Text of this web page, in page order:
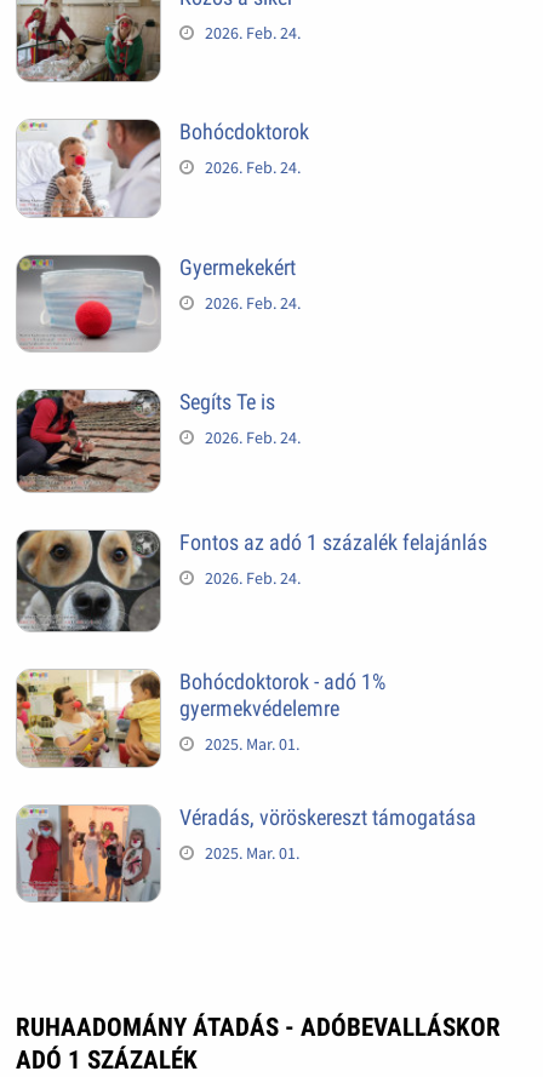
2026. Feb. 24.
Bohócdoktorok
2026. Feb. 24.
Gyermekekért
2026. Feb. 24.
Segíts Te is
2026. Feb. 24.
Fontos az adó 1 százalék felajánlás
2026. Feb. 24.
Bohócdoktorok - adó 1%
gyermekvédelemre
2025. Mar. 01.
Véradás, vöröskereszt támogatása
2025. Mar. 01.
RUHAADOMÁNY ÁTADÁS - ADÓBEVALLÁSKOR
ADÓ 1 SZÁZALÉK